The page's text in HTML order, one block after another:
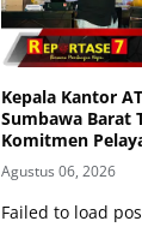
Kepala Kantor
Sumbawa Barat
Komitmen
Buka Pintu
Masyarakat
Agustus 06, 2026
Failed to load